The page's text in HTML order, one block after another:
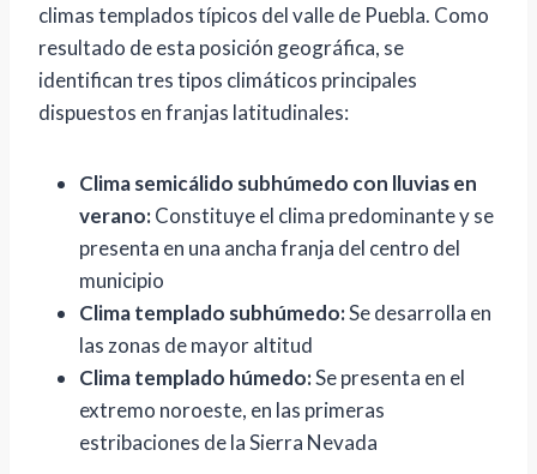
climas templados típicos del valle de Puebla. Como
resultado de esta posición geográfica, se
identifican tres tipos climáticos principales
dispuestos en franjas latitudinales:
Clima semicálido subhúmedo con lluvias en
verano:Constituye el clima predominante y se
presenta en una ancha franja del centro del
municipio
Clima templado subhúmedo:Se desarrolla en
las zonas de mayor altitud
Clima templado húmedo:Se presenta en el
extremo noroeste, en las primeras
estribaciones de la Sierra Nevada